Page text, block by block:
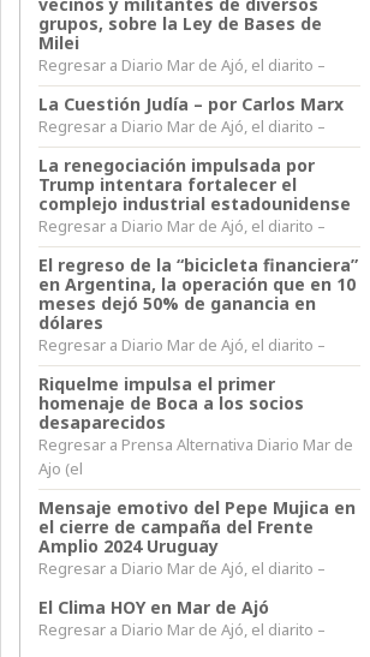
grupos, sobre la Ley de Bases de
Milei
Regresar a Diario Mar de Ajó, el diarito –
La Cuestión Judía – por Carlos Marx
Regresar a Diario Mar de Ajó, el diarito –
La renegociación impulsada por
Trump intentara fortalecer el
complejo industrial estadounidense
Regresar a Diario Mar de Ajó, el diarito –
El regreso de la “bicicleta financiera”
en Argentina, la operación que en 10
meses dejó 50% de ganancia en
dólares
Regresar a Diario Mar de Ajó, el diarito –
Riquelme impulsa el primer
homenaje de Boca a los socios
desaparecidos
Regresar a Prensa Alternativa Diario Mar de
Ajo (el
Mensaje emotivo del Pepe Mujica en
el cierre de campaña del Frente
Amplio 2024 Uruguay
Regresar a Diario Mar de Ajó, el diarito –
El Clima HOY en Mar de Ajó
Regresar a Diario Mar de Ajó, el diarito –